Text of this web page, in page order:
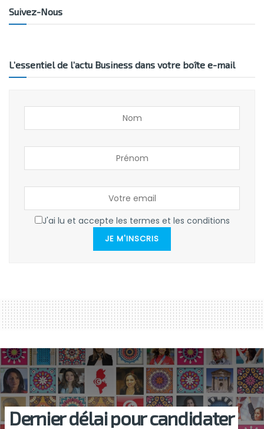
Suivez-Nous
L’essentiel de l’actu Business dans votre boîte e-mail
J'ai lu et accepte les termes et les conditions
JE M'INSCRIS
Dernier délai pour candidater